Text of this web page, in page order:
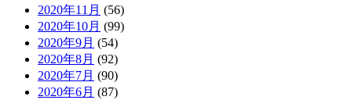
2020年11月 (56)
2020年10月 (99)
2020年9月 (54)
2020年8月 (92)
2020年7月 (90)
2020年6月 (87)